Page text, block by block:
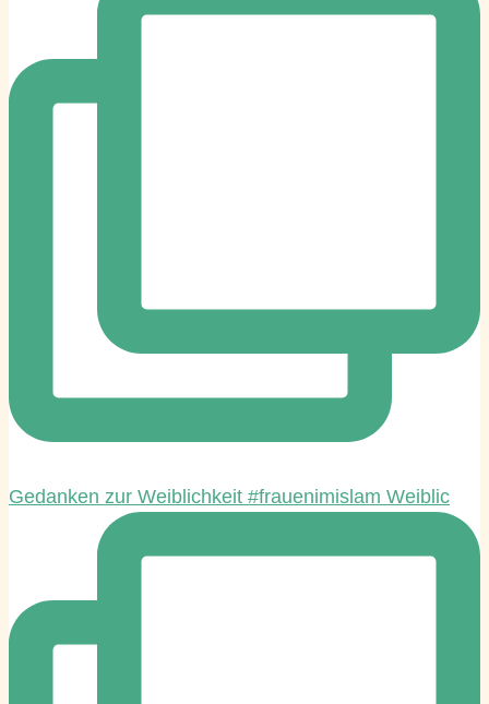
Gedanken zur Weiblichkeit #frauenimislam Weiblic